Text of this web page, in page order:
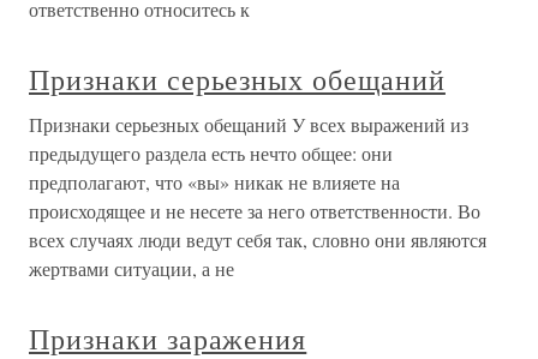
ответственно относитесь к
Признаки серьезных обещаний
Признаки серьезных обещаний У всех выражений из
предыдущего раздела есть нечто общее: они
предполагают, что «вы» никак не влияете на
происходящее и не несете за него ответственности. Во
всех случаях люди ведут себя так, словно они являются
жертвами ситуации, а не
Признаки заражения